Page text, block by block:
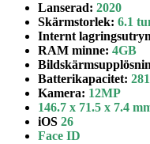
Lanserad: 2020
Skärmstorlek: 6.1
Internt
RAM minne: 4GB
Batterikapacitet:
Kamera: 12MP
146.7 x 71.5 x 7.4
iOS 26
Face ID